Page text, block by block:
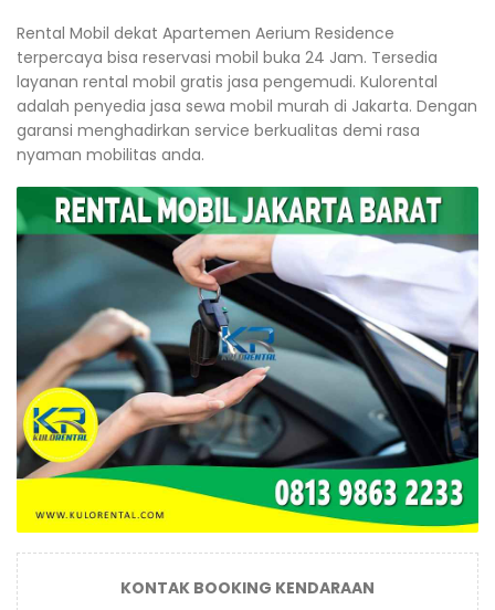
Rental Mobil dekat Apartemen Aerium Residence
terpercaya bisa reservasi mobil buka 24 Jam. Tersedia
layanan rental mobil gratis jasa pengemudi. Kulorental
adalah penyedia jasa sewa mobil murah di Jakarta. Dengan
garansi menghadirkan service berkualitas demi rasa
nyaman mobilitas anda.
KONTAK BOOKING KENDARAAN